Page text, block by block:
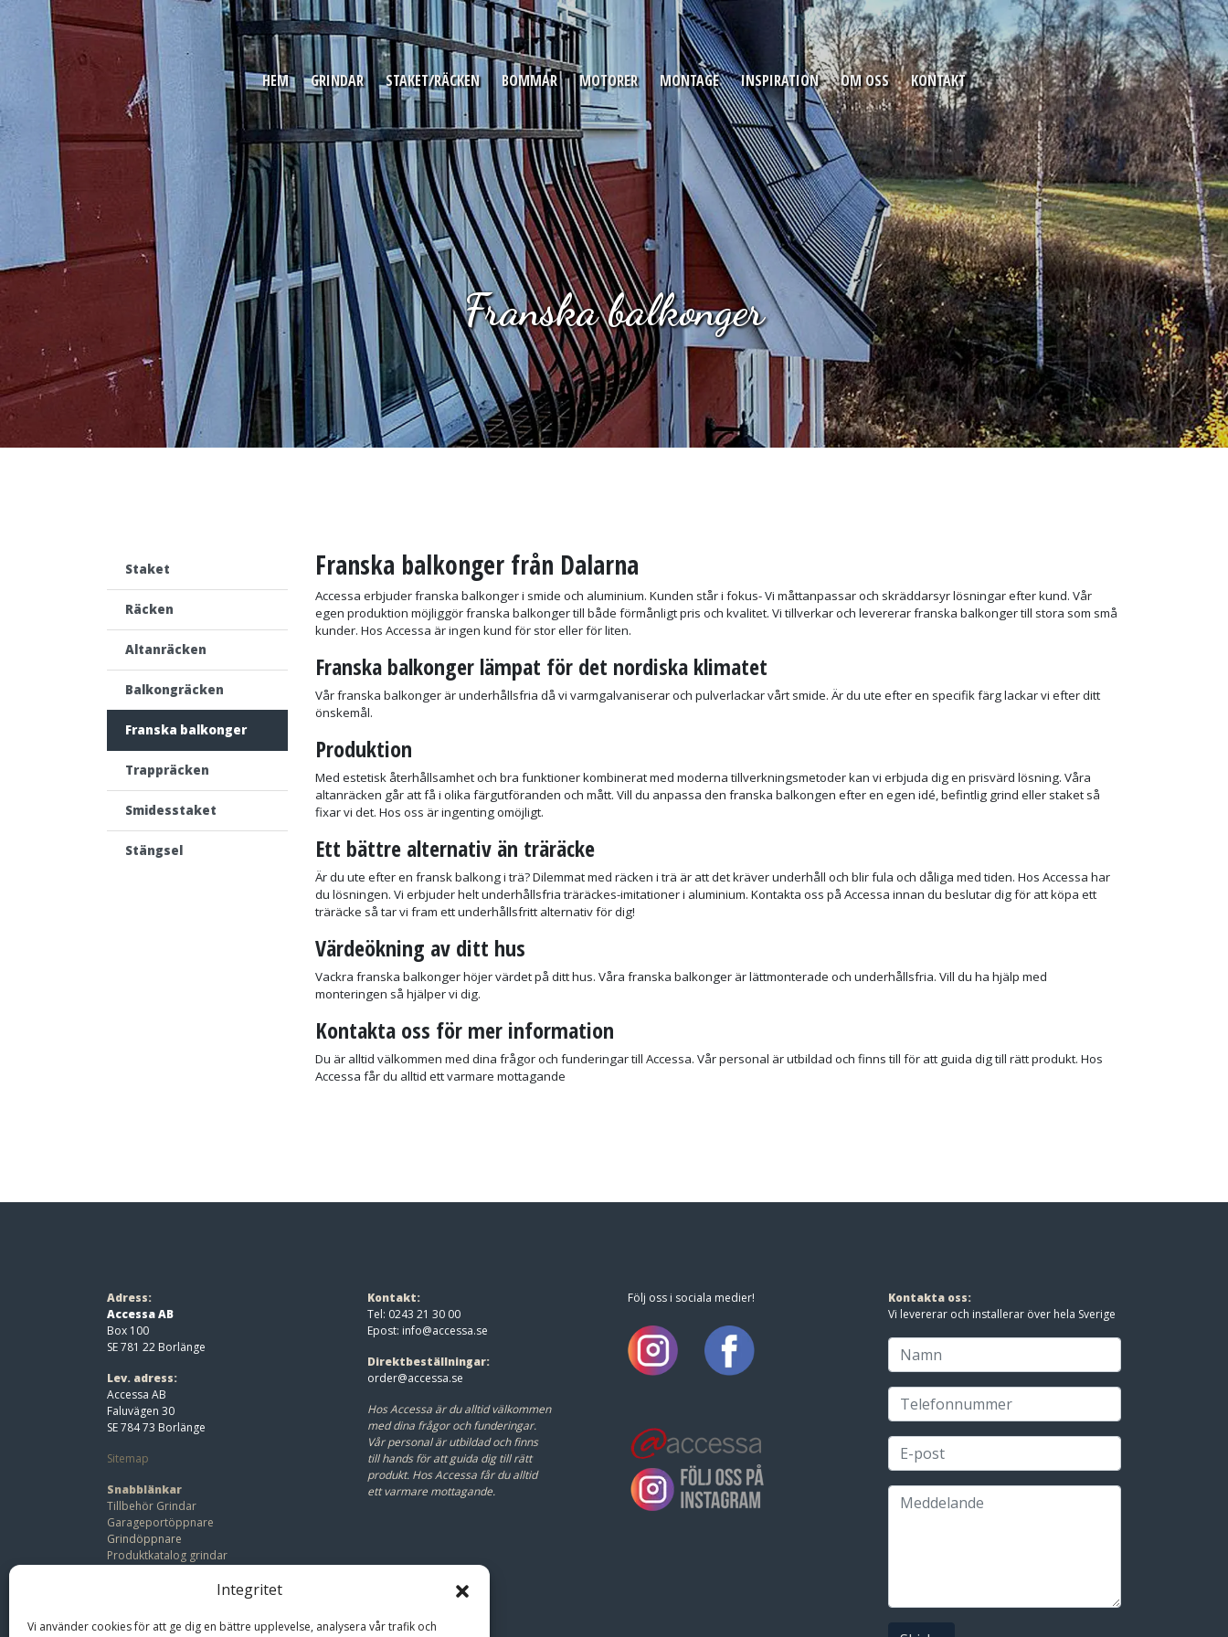
Integritet
Vi använder cookies för att ge dig en bättre upplevelse, analysera vår trafik och
HEM GRINDAR STAKET/RÄCKEN BOMMAR MOTORER MONTAGE INSPIRATION OM OSS KONTAKT
Franska balkonger
Staket
Räcken
Altanräcken
Balkongräcken
Franska balkonger
Trappräcken
Smidesstaket
Stängsel
Franska balkonger från Dalarna
Accessa erbjuder franska balkonger i smide och aluminium. Kunden står i fokus- Vi måttanpassar och skräddarsyr lösningar efter kund. Vår
egen produktion möjliggör franska balkonger till både förmånligt pris och kvalitet. Vi tillverkar och levererar franska balkonger till stora som små
kunder. Hos Accessa är ingen kund för stor eller för liten.
Franska balkonger lämpat för det nordiska klimatet
Vår franska balkonger är underhållsfria då vi varmgalvaniserar och pulverlackar vårt smide. Är du ute efter en specifik färg lackar vi efter ditt
önskemål.
Produktion
Med estetisk återhållsamhet och bra funktioner kombinerat med moderna tillverkningsmetoder kan vi erbjuda dig en prisvärd lösning. Våra
altanräcken går att få i olika färgutföranden och mått. Vill du anpassa den franska balkongen efter en egen idé, befintlig grind eller staket så
fixar vi det. Hos oss är ingenting omöjligt.
Ett bättre alternativ än träräcke
Är du ute efter en fransk balkong i trä? Dilemmat med räcken i trä är att det kräver underhåll och blir fula och dåliga med tiden. Hos Accessa har
du lösningen. Vi erbjuder helt underhållsfria träräckes-imitationer i aluminium. Kontakta oss på Accessa innan du beslutar dig för att köpa ett
träräcke så tar vi fram ett underhållsfritt alternativ för dig!
Värdeökning av ditt hus
Vackra franska balkonger höjer värdet på ditt hus. Våra franska balkonger är lättmonterade och underhållsfria. Vill du ha hjälp med
monteringen så hjälper vi dig.
Kontakta oss för mer information
Du är alltid välkommen med dina frågor och funderingar till Accessa. Vår personal är utbildad och finns till för att guida dig till rätt produkt. Hos
Accessa får du alltid ett varmare mottagande
Adress:
Accessa AB
Box 100
SE 781 22 Borlänge
Lev. adress:
Accessa AB
Faluvägen 30
SE 784 73 Borlänge
Sitemap
Snabblänkar
Tillbehör Grindar
Garageportöppnare
Grindöppnare
Produktkatalog grindar
Kontakt:
Tel: 0243 21 30 00
Epost: info@accessa.se
Direktbeställningar:
order@accessa.se
Hos Accessa är du alltid välkommen
med dina frågor och funderingar.
Vår personal är utbildad och finns
till hands för att guida dig till rätt
produkt. Hos Accessa får du alltid
ett varmare mottagande.
Följ oss i sociala medier!
Kontakta oss:
Vi levererar och installerar över hela Sverige